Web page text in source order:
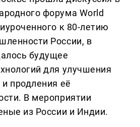
форума World
к 80-летию
России, в
будущее
для улучшения
продления её
В мероприятии
из России и Индии.